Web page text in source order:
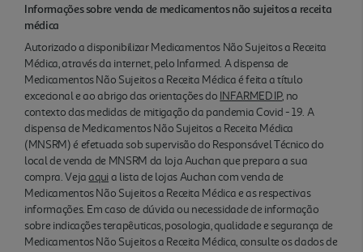
Informações sobre venda de medicamentos não sujeitos a receita
médica
Autorizado a disponibilizar Medicamentos Não Sujeitos a Receita
Médica, através da internet, pelo Infarmed. A dispensa de
Medicamentos Não Sujeitos a Receita Médica é feita a título
excecional e ao abrigo das orientações do INFARMED IP, no
contexto das medidas de mitigação da pandemia Covid - 19. A
dispensa de Medicamentos Não Sujeitos a Receita Médica
(MNSRM) é efetuada sob supervisão do Responsável Técnico do
local de venda de MNSRM da loja Auchan que prepara a sua
compra. Vejaaquia lista de lojas Auchan com venda de
Medicamentos Não Sujeitos a Receita Médica e as respectivas
informações. Em caso de dúvida ou necessidade de informação
sobre indicações terapêuticas, posologia, qualidade e segurança de
Medicamentos Não Sujeitos a Receita Médica, consulte os dados de